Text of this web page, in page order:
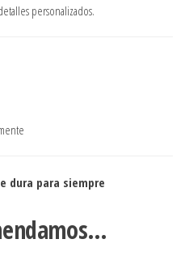
personalizados.
dura para siempre